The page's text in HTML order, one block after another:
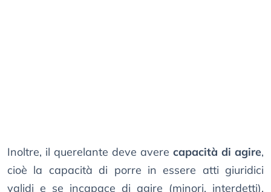
Inoltre, il querelante deve avere capacità di agire,
cioè la capacità di porre in essere atti giuridici
validi e se incapace di agire (minori, interdetti),